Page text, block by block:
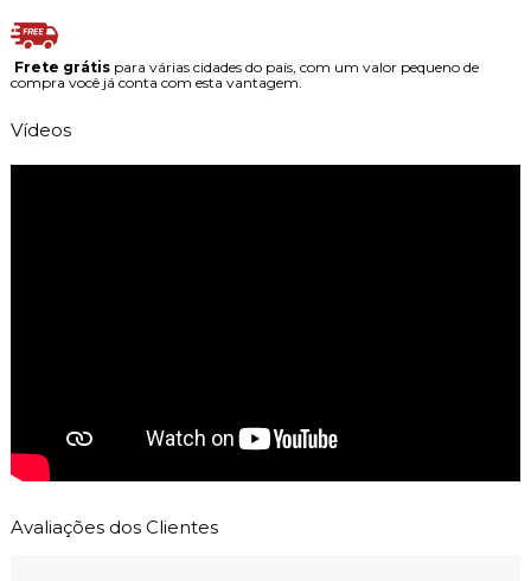
Frete grátispara várias cidades do país, com um valor pequeno de
compra você já conta com esta vantagem.
Vídeos
Avaliações dos Clientes